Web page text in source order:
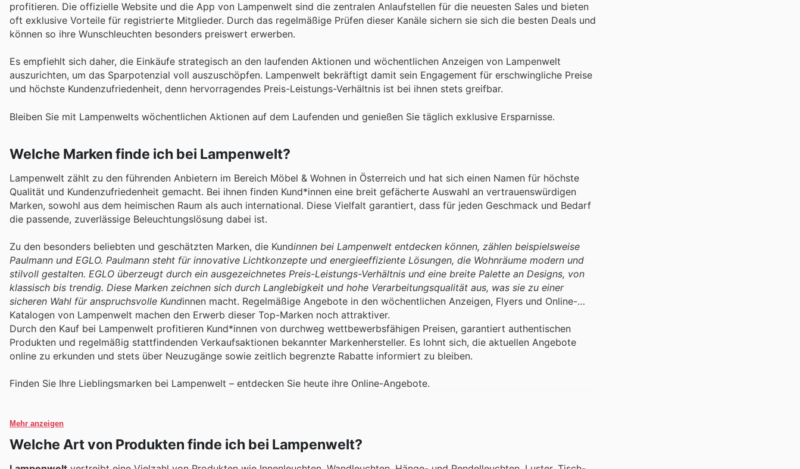
profitieren. Die offizielle Website und die App von Lampenwelt sind die zentralen Anlaufstellen für die neuesten Sales und bieten
oft exklusive Vorteile für registrierte Mitglieder. Durch das regelmäßige Prüfen dieser Kanäle sichern sie sich die besten Deals und
können so ihre Wunschleuchten besonders preiswert erwerben.
Es empfiehlt sich daher, die Einkäufe strategisch an den laufenden Aktionen und wöchentlichen Anzeigen von Lampenwelt
auszurichten, um das Sparpotenzial voll auszuschöpfen. Lampenwelt bekräftigt damit sein Engagement für erschwingliche Preise
und höchste Kundenzufriedenheit, denn hervorragendes Preis-Leistungs-Verhältnis ist bei ihnen stets greifbar.
Bleiben Sie mit Lampenwelts wöchentlichen Aktionen auf dem Laufenden und genießen Sie täglich exklusive Ersparnisse.
Welche Marken finde ich bei Lampenwelt?
Lampenwelt zählt zu den führenden Anbietern im Bereich Möbel & Wohnen in Österreich und hat sich einen Namen für höchste
Qualität und Kundenzufriedenheit gemacht. Bei ihnen finden Kund*innen eine breit gefächerte Auswahl an vertrauenswürdigen
Marken, sowohl aus dem heimischen Raum als auch international. Diese Vielfalt garantiert, dass für jeden Geschmack und Bedarf
die passende, zuverlässige Beleuchtungslösung dabei ist.
Zu den besonders beliebten und geschätzten Marken, die Kundinnen bei Lampenwelt entdecken können, zählen beispielsweise
Paulmann und EGLO. Paulmann steht für innovative Lichtkonzepte und energieeffiziente Lösungen, die Wohnräume modern und
stilvoll gestalten. EGLO überzeugt durch ein ausgezeichnetes Preis-Leistungs-Verhältnis und eine breite Palette an Designs, von
klassisch bis trendig. Diese Marken zeichnen sich durch Langlebigkeit und hohe Verarbeitungsqualität aus, was sie zu einer
sicheren Wahl für anspruchsvolle Kundinnen macht. Regelmäßige Angebote in den wöchentlichen Anzeigen, Flyers und Online-
Katalogen von Lampenwelt machen den Erwerb dieser Top-Marken noch attraktiver.
Durch den Kauf bei Lampenwelt profitieren Kund*innen von durchweg wettbewerbsfähigen Preisen, garantiert authentischen
Produkten und regelmäßig stattfindenden Verkaufsaktionen bekannter Markenhersteller. Es lohnt sich, die aktuellen Angebote
online zu erkunden und stets über Neuzugänge sowie zeitlich begrenzte Rabatte informiert zu bleiben.
Finden Sie Ihre Lieblingsmarken bei Lampenwelt – entdecken Sie heute ihre Online-Angebote.
Mehr anzeigen
Welche Art von Produkten finde ich bei Lampenwelt?